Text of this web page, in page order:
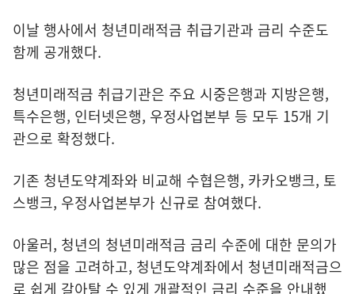
이날 행사에서 청년미래적금 취급기관과 금리 수준도
함께 공개했다.
청년미래적금 취급기관은 주요 시중은행과 지방은행,
특수은행, 인터넷은행, 우정사업본부 등 모두 15개 기
관으로 확정했다.
기존 청년도약계좌와 비교해 수협은행, 카카오뱅크, 토
스뱅크, 우정사업본부가 신규로 참여했다.
아울러, 청년의 청년미래적금 금리 수준에 대한 문의가
많은 점을 고려하고, 청년도약계좌에서 청년미래적금으
로 쉽게 갈아탈 수 있게 개괄적인 금리 수준을 안내했